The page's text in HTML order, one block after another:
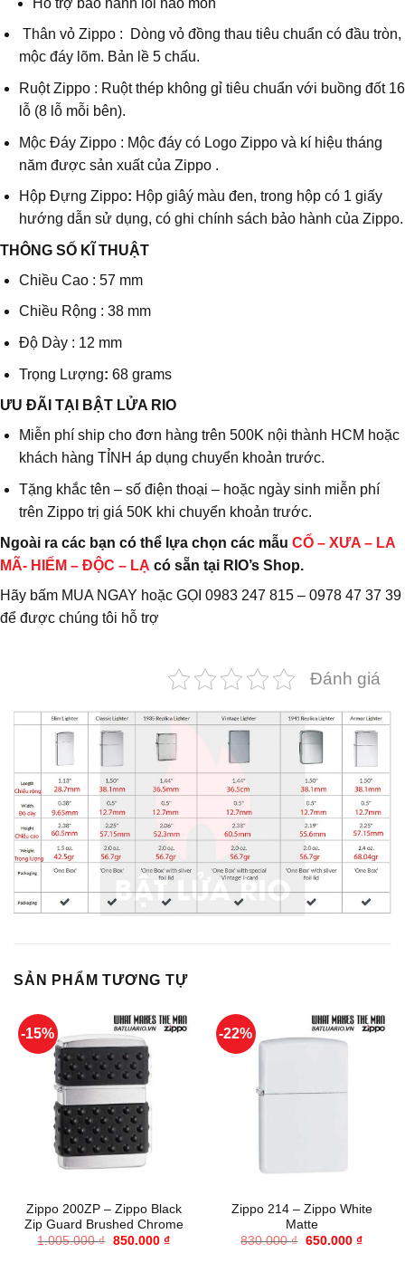
Thân vỏ Zippo : Dòng vỏ đồng thau tiêu chuẩn có đầu tròn,
mộc đáy lõm. Bản lề 5 chấu.
Ruột Zippo : Ruột thép không gỉ tiêu chuẩn với buồng đốt 16
lỗ (8 lỗ mỗi bên).
Mộc Đáy Zippo : Mộc đáy có Logo Zippo và kí hiệu tháng
năm được sản xuất của Zippo .
Hộp Đựng Zippo: Hộp giâý màu đen, trong hộp có 1 giấy
hướng dẫn sử dụng, có ghi chính sách bảo hành của Zippo.
THÔNG SỐ KĨ THUẬT
Chiều Cao : 57 mm
Chiều Rộng : 38 mm
Độ Dày : 12 mm
Trọng Lượng: 68 grams
ƯU ĐÃI TẠI BẬT LỬA RIO
Miễn phí ship cho đơn hàng trên 500K nội thành HCM hoặc
khách hàng TỈNH áp dụng chuyển khoản trước.
Tặng khắc tên – số điện thoại – hoặc ngày sinh miễn phí
trên Zippo trị giá 50K khi chuyển khoản trước.
Ngoài ra các bạn có thể lựa chọn các mẫu CỔ – XƯA – LA
MÃ- HIẾM – ĐỘC – LẠ có sẵn tại RIO’s Shop.
Hãy bấm MUA NGAY hoặc GỌI 0983 247 815 – 0978 47 37 39
để được chúng tôi hỗ trợ
Đánh giá
SẢN PHẨM TƯƠNG TỰ
-15%
Zippo 200ZP – Zippo Black
Zip Guard Brushed Chrome
1.005.000₫ Giá
850.000 ₫Giá
-22%
Zippo 214 – Zippo White
Matte
830.000₫ Giá
650.000 ₫Giá